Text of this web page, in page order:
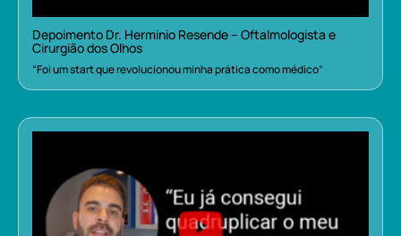
Depoimento Dr. Herminio Resende – Oftalmologista e
Cirurgião dos Olhos
“Foi um start que revolucionou minha prática como médico”